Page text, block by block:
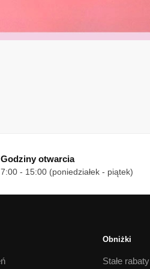
Godziny otwarcia
7:00 - 15:00 (poniedziałek - piątek)
Obniżki
Stałe rabaty